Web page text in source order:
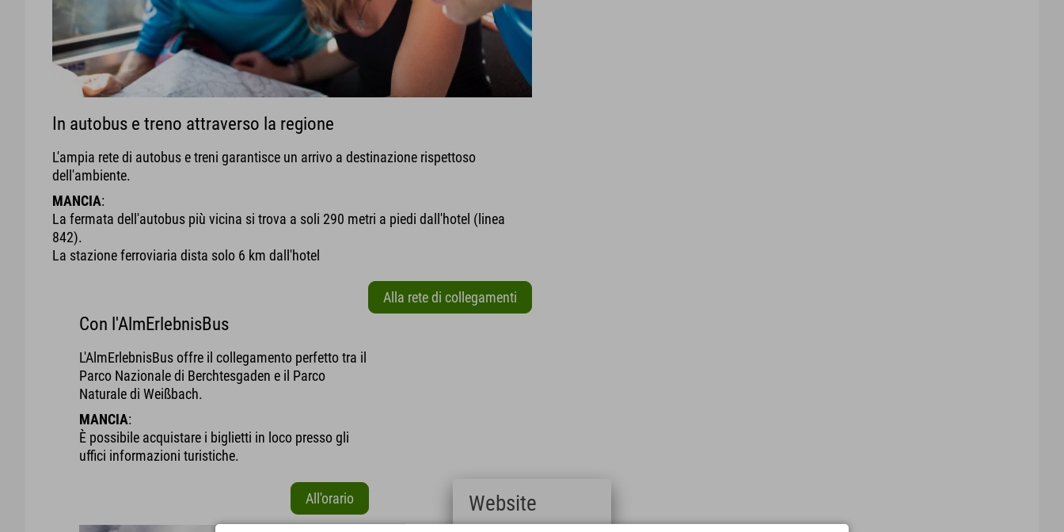
In autobus e treno attraverso la regione
L'ampia rete di autobus e treni garantisce un arrivo a destinazione rispettoso
dell'ambiente.
MANCIA:
La fermata dell'autobus più vicina si trova a soli 290 metri a piedi dall'hotel (linea
842).
La stazione ferroviaria dista solo 6 km dall'hotel
Alla rete di collegamenti
Con l'AlmErlebnisBus
L'AlmErlebnisBus offre il collegamento perfetto tra il
Parco Nazionale di Berchtesgaden e il Parco
Naturale di Weißbach.
MANCIA:
È possibile acquistare i biglietti in loco presso gli
uffici informazioni turistiche.
All'orario Website